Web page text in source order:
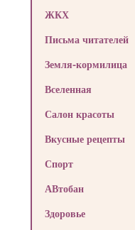
ЖКХ
Письма читателей
Земля-кормилица
Вселенная
Салон красоты
Вкусные рецепты
Спорт
АВтобан
Здоровье